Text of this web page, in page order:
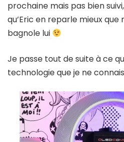
prochaine mais pas bien
qu’Eric en reparle mieux
bagnole lui
Je passe tout de suite à ce
technologie que je ne